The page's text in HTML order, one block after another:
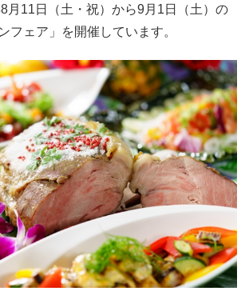
月11日（土・祝）から9月1日（土）の
フェア」を開催しています。